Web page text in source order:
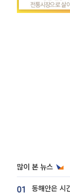
많이 본 뉴스
01